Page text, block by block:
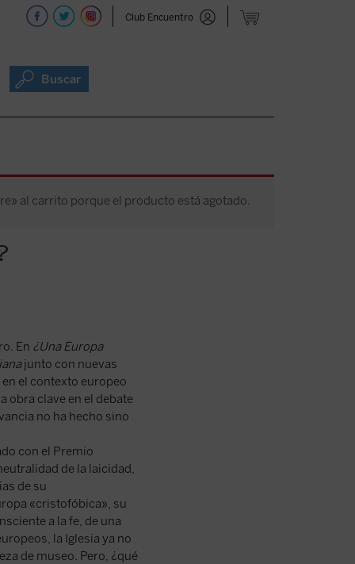
Club Encuentro
Buscar
al carrito porque el producto está agotado.
En ¿Una Europa
junto con nuevas
el contexto europeo
obra clave en el debate
no ha hecho sino
con el Premio
de la laicidad,
de su
«cristofóbica», su
a la fe, de una
la Iglesia ya no
de museo. Pero, ¿qué